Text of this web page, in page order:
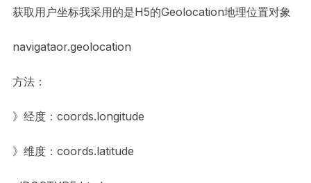
获取用户坐标我采用的是H5的Geolocation地理位置对象
navigataor.geolocation
方法：
》经度：coords.longitude
》维度：coords.latitude